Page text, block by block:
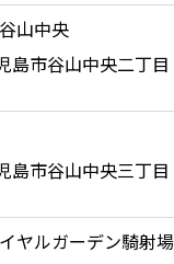
山中央
島市谷山中央二丁目
島市谷山中央三丁目
ヤルガーデン騎射場